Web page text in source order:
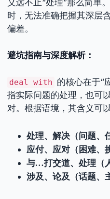
义远不止“处理”那么简单
时，无法准确把握其深层
偏差。
避坑指南与深度解析：
deal with 的核心在于“
指实际问题的处理，也可
对。根据语境，其含义可
处理、解决（问题、
应付、应对（困难、
与…打交道、处理（
涉及、论及（话题、